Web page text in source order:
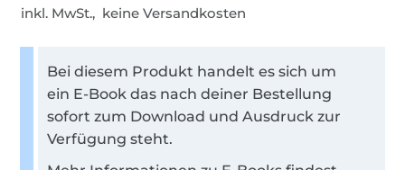
inkl. MwSt., keine Versandkosten
Bei diesem Produkt handelt es sich um
ein E-Book das nach deiner Bestellung
sofort zum Download und Ausdruck zur
Verfügung steht.